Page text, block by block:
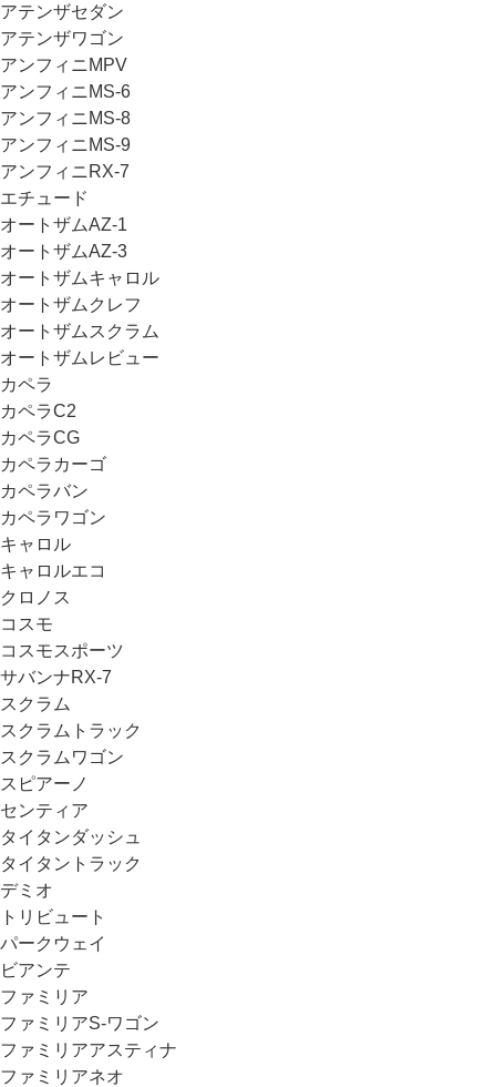
アテンザセダン
アテンザワゴン
アンフィニMPV
アンフィニMS-6
アンフィニMS-8
アンフィニMS-9
アンフィニRX-7
エチュード
オートザムAZ-1
オートザムAZ-3
オートザムキャロル
オートザムクレフ
オートザムスクラム
オートザムレビュー
カペラ
カペラC2
カペラCG
カペラカーゴ
カペラバン
カペラワゴン
キャロル
キャロルエコ
クロノス
コスモ
コスモスポーツ
サバンナRX-7
スクラム
スクラムトラック
スクラムワゴン
スピアーノ
センティア
タイタンダッシュ
タイタントラック
デミオ
トリビュート
パークウェイ
ビアンテ
ファミリア
ファミリアS-ワゴン
ファミリアアスティナ
ファミリアネオ